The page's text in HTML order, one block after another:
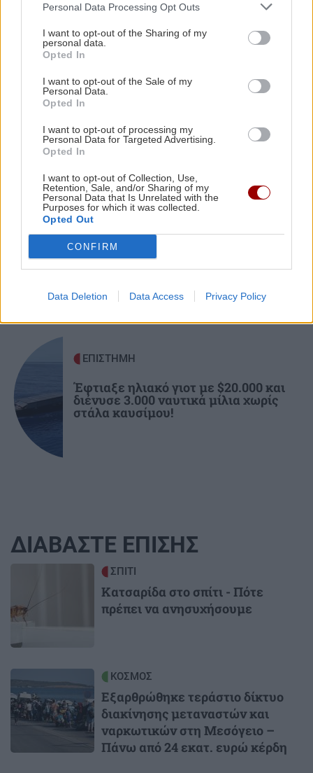
Personal Data Processing Opt Outs
I want to opt-out of the Sharing of my
personal data.
Opted In
I want to opt-out of the Sale of my
Personal Data.
Opted In
I want to opt-out of processing my
Personal Data for Targeted Advertising.
Opted In
I want to opt-out of Collection, Use,
Retention, Sale, and/or Sharing of my
Personal Data that Is Unrelated with the
Purposes for which it was collected.
Opted Out
CONFIRM
Data Deletion Data Access Privacy Policy
ΥΓΕΙΑ
Πλύσιμο των ποδιών με αλάτι και ελαιόλαδο:
Γιατί ειδικοί το συνιστούν και σε τι χρησιμεύει
ΚΟΣΜΟΣ
Το ταξίδι με το τρένο που θα σας μείνει
αξέχαστο (εικόνες)
21:25
ΚΟΣΜΟΣ
Ιταλία: Τα ελαιοτριβεία ενώνονται να
αντιμετωπίσουν την κρίση
Μικρές αλλαγές που μπορούν να
φέρουν ξανά τη σπίθα στη σχέση σου
GOSSIP - LIFESTYLE
Ο Τζέιμς Κάμερον φαίνεται έτοιμος
να αφήσει πίσω του το «Avatar»
ΕΠΙΣΤΗΜΗ
Έφτιαξε ηλιακό γιοτ με $20.000 και
διένυσε 3.000 ναυτικά μίλια χωρίς
στάλα καυσίμου!
ΔΙΑΒΑΣΤΕ ΕΠΙΣΗΣ
ΣΠΙΤΙ
Κατσαρίδα στο σπίτι - Πότε
πρέπει να ανησυχήσουμε
ΚΟΣΜΟΣ
Εξαρθρώθηκε τεράστιο δίκτυο
διακίνησης μεταναστών και
ναρκωτικών στη Μεσόγειο –
Πάνω από 24 εκατ. ευρώ κέρδη